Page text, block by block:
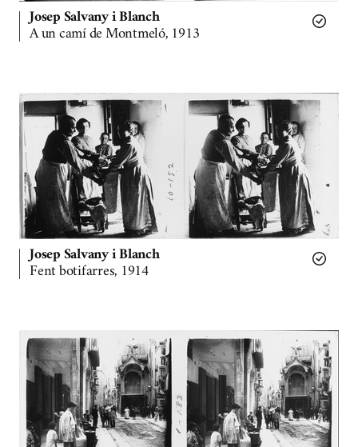
Josep Salvany i Blanch
A un camí de Montmeló, 1913
Josep Salvany i Blanch
Fent botifarres, 1914